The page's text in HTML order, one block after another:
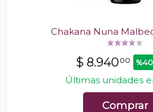
Chakana Nuna
$ 8.94000
Últimas unidades
Comprar